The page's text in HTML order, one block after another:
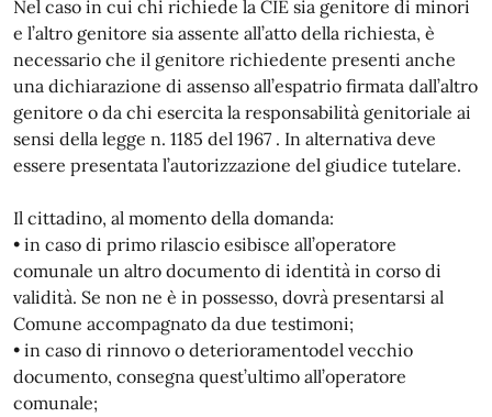
Nel caso in cui chi richiede la CIE sia genitore di minori
e l’altro genitore sia assente all’atto della richiesta, è
necessario che il genitore richiedente presenti anche
una dichiarazione di assenso all’espatrio firmata dall’altro
genitore o da chi esercita la responsabilità genitoriale ai
sensi della legge n. 1185 del 1967 . In alternativa deve
essere presentata l’autorizzazione del giudice tutelare.
Il cittadino, al momento della domanda:
• in caso di primo rilascio esibisce all’operatore
comunale un altro documento di identità in corso di
validità. Se non ne è in possesso, dovrà presentarsi al
Comune accompagnato da due testimoni;
• in caso di rinnovo o deterioramentodel vecchio
documento, consegna quest’ultimo all’operatore
comunale;